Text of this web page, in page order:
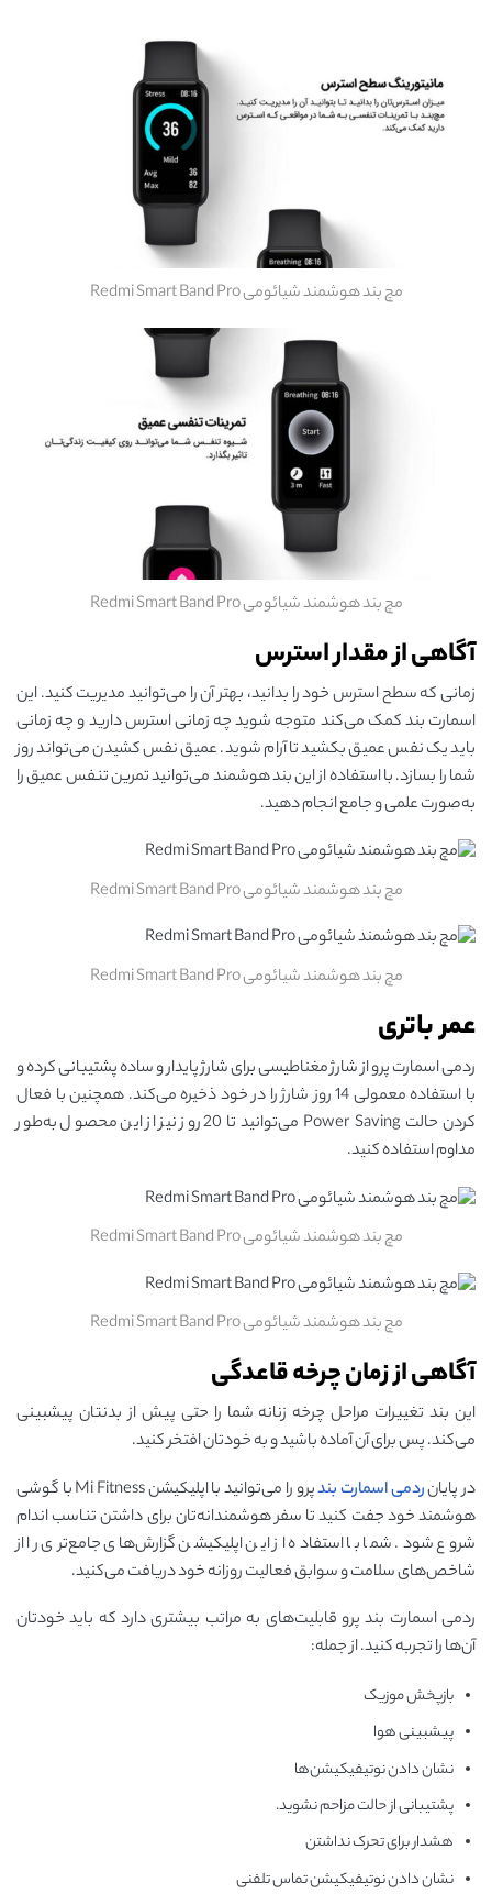
مچ بند هوشمند شیائومی Redmi Smart Band Pro
مچ بند هوشمند شیائومی Redmi Smart Band Pro
آگاهی از مقدار استرس
زمانی که سطح استرس خود را بدانید، بهتر آن را می‌توانید مدیریت کنید. این
اسمارت بند کمک می‌کند متوجه شوید چه زمانی استرس دارید و چه زمانی
باید یک نفس عمیق بکشید تا آرام شوید. عمیق نفس کشیدن می‌تواند روز
شما را بسازد. با استفاده از این بند هوشمند می‌توانید تمرین تنفس عمیق را
به‌صورت علمی و جامع انجام دهید.
مچ بند هوشمند شیائومی Redmi Smart Band Pro
مچ بند هوشمند شیائومی Redmi Smart Band Pro
عمر باتری
ردمی اسمارت پرو از شارژ مغناطیسی برای شارژ پایدار و ساده پشتیبانی کرده و
با استفاده معمولی 14 روز شارژ را در خود ذخیره می‌کند. همچنین با فعال
کردن حالت Power Saving می‌توانید تا 20 روز نیز از این محصول به‌طور
مداوم استفاده کنید.
مچ بند هوشمند شیائومی Redmi Smart Band Pro
مچ بند هوشمند شیائومی Redmi Smart Band Pro
آگاهی از زمان چرخه قاعدگی
این بند تغییرات مراحل چرخه زنانه شما را حتی پیش از بدنتان پیشبینی
می‌کند. پس برای آن آماده باشید و به خودتان افتخر کنید.
در پایانردمی اسمارت بند
پرو را می‌توانید با اپلیکیشن Mi Fitness با گوشی
هوشمند خود جفت کنید تا سفر هوشمندانه‌تان برای داشتن تناسب اندام
شروع شود. شما با استفاده از این اپلیکیشن گزارش‌های جامع‌تری را از
شاخص‌های سلامت و سوابق فعالیت روزانه خود دریافت می‌کنید.
ردمی اسمارت بند پرو قابلیت‌های به مراتب بیشتری دارد که باید خودتان
آن‌ها را تجربه کنید. از جمله:
بازپخش موزیک
پیشبینی هوا
نشان دادن نوتیفیکیشن‌ها
پشتیبانی از حالت مزاحم نشوید.
هشدار برای تحرک نداشتن
نشان دادن نوتیفیکیشن تماس تلفنی